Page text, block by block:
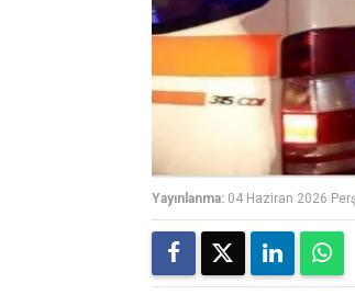
Yayınlanma: 04 Haziran 2026